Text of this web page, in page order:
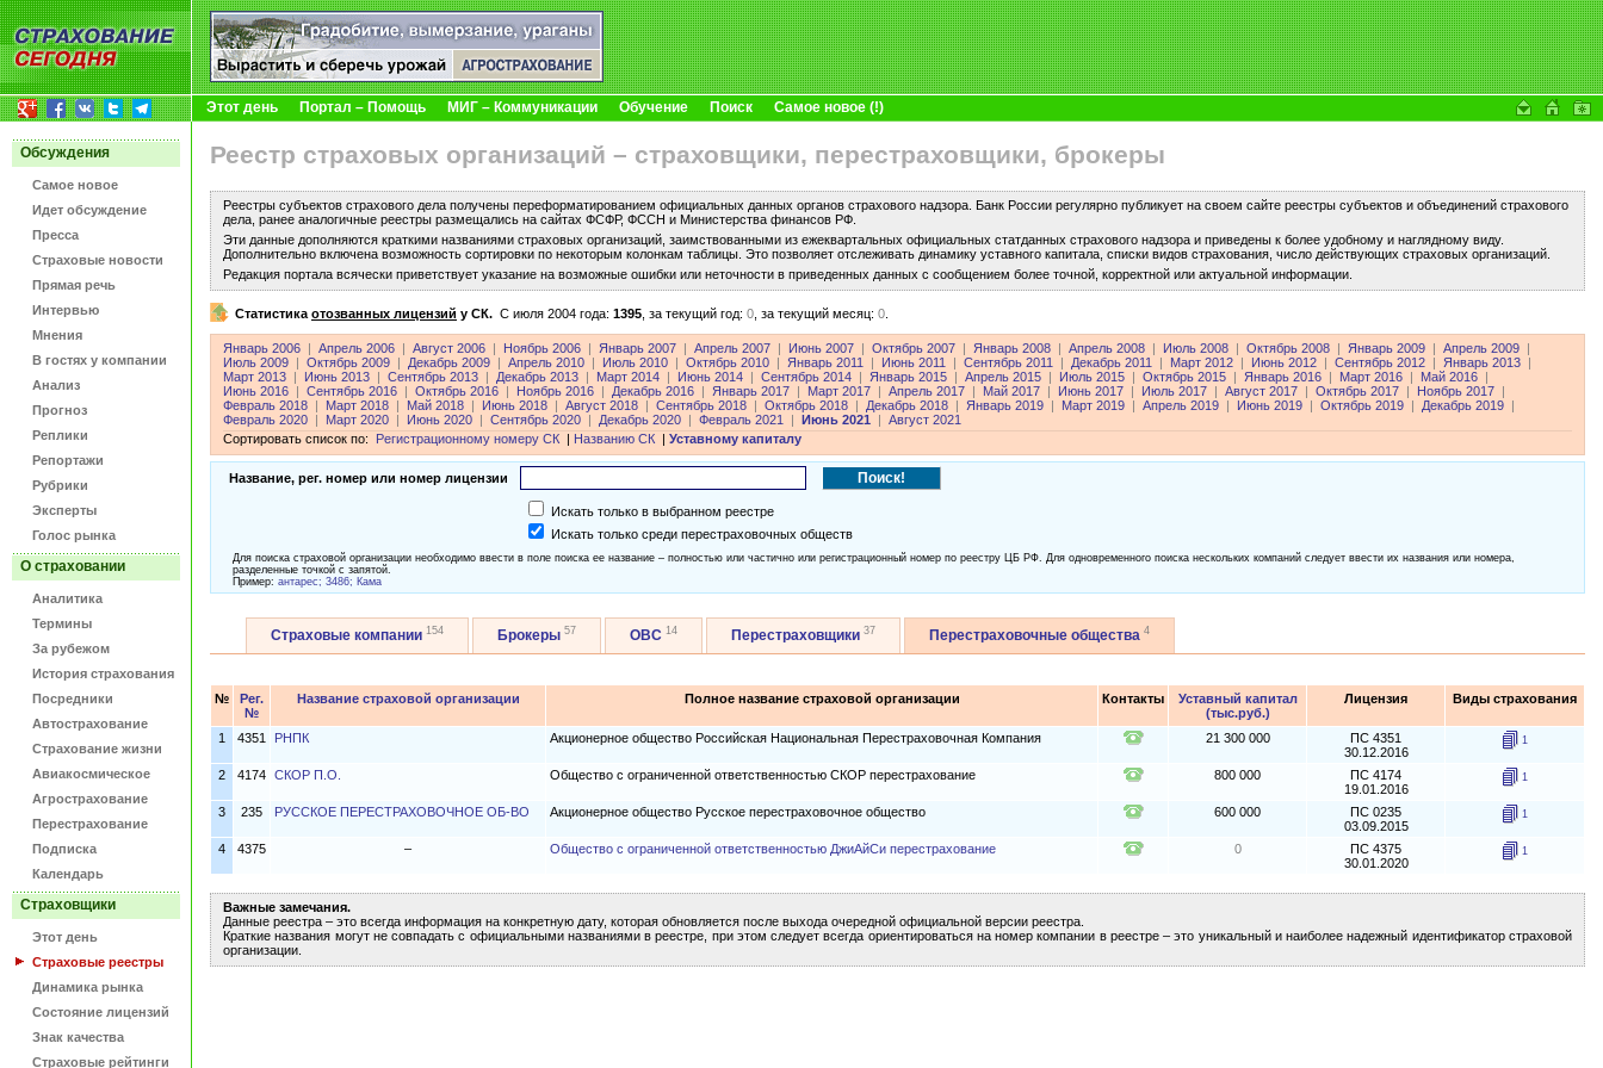
Этот день Портал – Помощь МИГ – Коммуникации Обучение Поиск Самое новое (!)
Обсуждения
Самое новое
Идет обсуждение
Пресса
Страховые новости
Прямая речь
Интервью
Мнения
В гостях у компании
Анализ
Прогноз
Реплики
Репортажи
Рубрики
Эксперты
Голос рынка
О страховании
Аналитика
Термины
За рубежом
История страхования
Посредники
Автострахование
Страхование жизни
Авиакосмическое
Агрострахование
Перестрахование
Подписка
Календарь
Страховщики
Этот день
Страховые реестры
Динамика рынка
Состояние лицензий
Знак качества
Страховые рейтинги
Реестр страховых организаций – страховщики, перестраховщики, брокеры
Реестры субъектов страхового дела получены переформатированием официальных данных органов страхового надзора. Банк России регулярно публикует на своем сайте реестры субъектов и объединений страхового
дела, ранее аналогичные реестры размещались на сайтах ФСФР, ФССН и Министерства финансов РФ.
Эти данные дополняются краткими названиями страховых организаций, заимствованными из ежеквартальных официальных статданных страхового надзора и приведены к более удобному и наглядному виду.
Дополнительно включена возможность сортировки по некоторым колонкам таблицы. Это позволяет отслеживать динамику уставного капитала, списки видов страхования, число действующих страховых организаций.
Редакция портала всячески приветствует указание на возможные ошибки или неточности в приведенных данных с сообщением более точной, корректной или актуальной информации.
Статистика отозванных лицензий у СК. C июля 2004 года: 1395 за текущий год: 0 за текущий месяц: 0
Январь 2006 Апрель 2006 Август 2006 Ноябрь 2006 Январь 2007 Апрель 2007 Июнь 2007 Октябрь 2007 Январь 2008 Апрель 2008 Июль 2008 Октябрь 2008 Январь 2009 Апрель 2009
Июль 2009
Октябрь 2009 Декабрь 2009 Апрель 2010 Июль 2010 Октябрь 2010 Январь 2011 Июнь 2011 Сентябрь 2011 Декабрь 2011 Март 2012 Июнь 2012 Сентябрь 2012 Январь 2013
Март 2013
Июнь 2013 Сентябрь 2013 Декабрь 2013 Март 2014 Июнь 2014 Сентябрь 2014 Январь 2015 Апрель 2015 Июль 2015 Октябрь 2015 Январь 2016 Март 2016 Май 2016
Июнь 2016
Сентябрь 2016 Октябрь 2016 Ноябрь 2016 Декабрь 2016 Январь 2017 Март 2017 Апрель 2017 Май 2017 Июнь 2017 Июль 2017 Август 2017 Октябрь 2017 Ноябрь 2017
Февраль 2018
Март 2018 Май 2018 Июнь 2018 Август 2018 Сентябрь 2018 Октябрь 2018 Декабрь 2018 Январь 2019 Март 2019 Апрель 2019 Июнь 2019 Октябрь 2019 Декабрь 2019
Февраль 2020
Март 2020 Июнь 2020 Сентябрь 2020 Декабрь 2020 Февраль 2021 Июнь 2021
Август 2021
Сортировать список по:
Регистрационному номеру СК Названию СК Уставному капиталу
Название, рег. номер или номер лицензии
Искать только в выбранном реестре
Искать только среди перестраховочных обществ
Для поиска страховой организации необходимо ввести в поле поиска ее название – полностью или частично или регистрационный номер по реестру ЦБ РФ. Для одновременного поиска нескольких компаний следует ввести их названия или номера,
разделенные точкой с запятой.
Пример: антарес; 3486; Кама
Страховые компании 154 Брокеры 57 ОВС 14 Перестраховщики 37 Перестраховочные общества 4
№
Рег.
№
Название страховой организации Полное название страховой организации Контакты
Уставный капитал
(тыс.руб.)
Лицензия Виды страхования
1 4351 РНПК Акционерное общество Российская Национальная Перестраховочная Компания 21 300 000
ПС 4351
30.12.2016
1
2 4174 СКОР П.О. Общество с ограниченной ответственностью СКОР перестрахование 800 000
ПС 4174
19.01.2016
1
3 235 РУССКОЕ ПЕРЕСТРАХОВОЧНОЕ ОБ-ВО Акционерное общество Русское перестраховочное общество 600 000
ПС 0235
03.09.2015
1
4 4375 – Общество с ограниченной ответственностью ДжиАйСи перестрахование 0
ПС 4375
30.01.2020
1
Важные замечания.
Данные реестра – это всегда информация на конкретную дату, которая обновляется после выхода очередной официальной версии реестра.
Краткие названия могут не совпадать с официальными названиями в реестре, при этом следует всегда ориентироваться на номер компании в реестре – это уникальный и наиболее надежный идентификатор страховой
организации.